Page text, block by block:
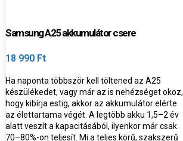
Samsung A25 akkumulátor csere
18 990 Ft
Ha naponta többször kell töltened az A25
készülékedet, vagy már az is nehézséget okoz,
hogy kibírja estig, akkor az akkumulátor elérte
az élettartama végét. A legtöbb akku 1,5–2 év
alatt veszít a kapacitásából, ilyenkor már csak
70–80%-on teljesít. Mi a teljes körű, szakszerű